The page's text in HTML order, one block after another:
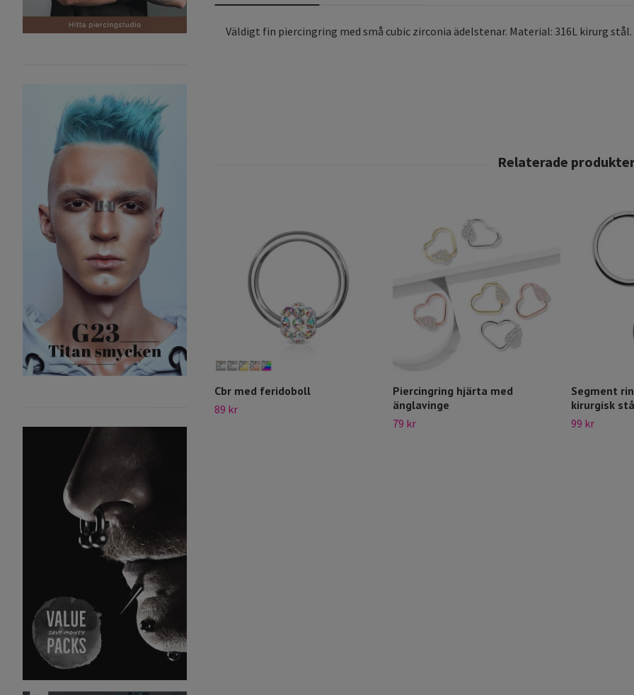
Väldigt fin piercingring med små cubic zirconia ädelstenar. Material: 316L kirurg
Cbr med feridoboll
89 kr
Piercingring hjärta med
änglavinge
79 kr
Segment
kirurgisk
99 kr